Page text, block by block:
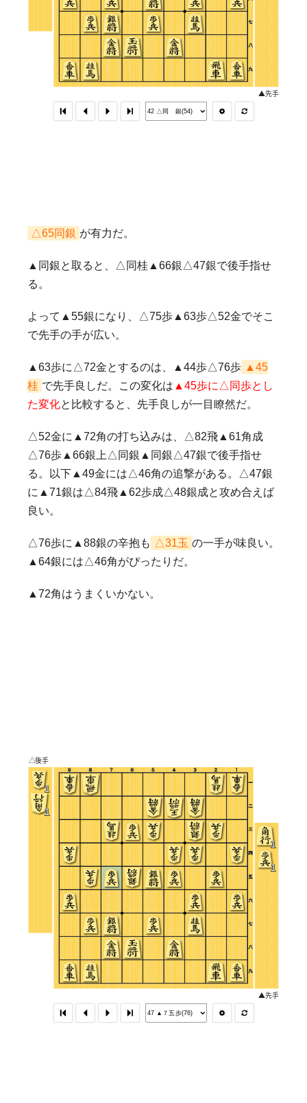
△65同銀 が有力だ。
▲同銀と取ると、△同桂▲66銀△47銀で後手指せ
る。
よって▲55銀になり、△75歩▲63歩△52金でそこ
で先手の手が広い。
▲63歩に△72金とするのは、▲44歩△76歩 ▲45
桂 で先手良しだ。この変化は ▲45歩に△同歩とし
た変化と比較すると、先手良しが一目瞭然だ。
△52金に▲72角の打ち込みは、△82飛▲61角成
△76歩▲66銀上△同銀▲同銀△47銀で後手指せ
る。以下▲49金には△46角の追撃がある。△47銀
に▲71銀は△84飛▲62歩成△48銀成と攻め合えば
良い。
△76歩に▲88銀の辛抱も △31玉 の一手が味良い。
▲64銀には△46角がぴったりだ。
▲72角はうまくいかない。